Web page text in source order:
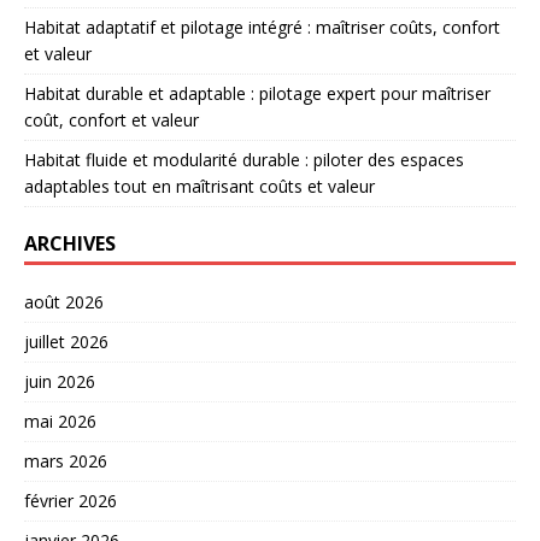
Habitat adaptatif et pilotage intégré : maîtriser coûts, confort
et valeur
Habitat durable et adaptable : pilotage expert pour maîtriser
coût, confort et valeur
Habitat fluide et modularité durable : piloter des espaces
adaptables tout en maîtrisant coûts et valeur
ARCHIVES
août 2026
juillet 2026
juin 2026
mai 2026
mars 2026
février 2026